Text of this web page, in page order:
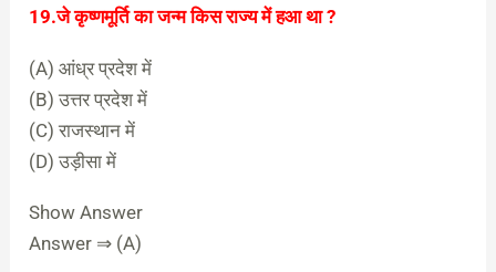
19.जे कृष्णमूर्ति का जन्म किस राज्य में हआ था ?
(A) आंध्र प्रदेश में
(B) उत्तर प्रदेश में
(C) राजस्थान में
(D) उड़ीसा में
Show Answer
Answer ⇒ (A)